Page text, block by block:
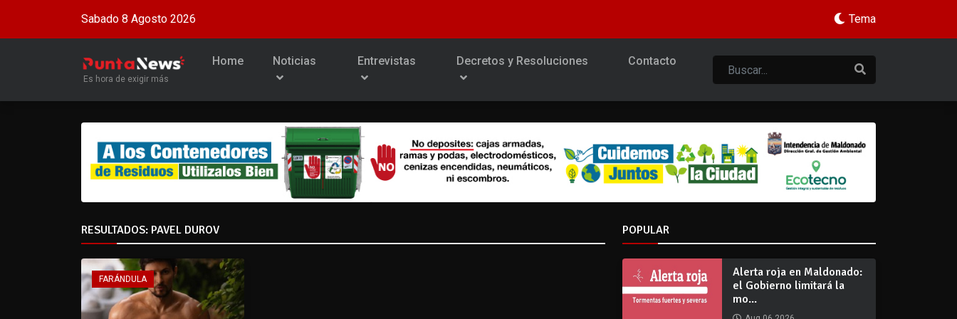
Sabado 8 Agosto 2026 Tema
Es hora de exigir más
Home Noticias Entrevistas Decretos y Resoluciones Contacto
RESULTADOS: PAVEL DUROV
FARÁNDULA
POPULAR
Alerta roja en Maldonado:
el Gobierno limitará la
mo...